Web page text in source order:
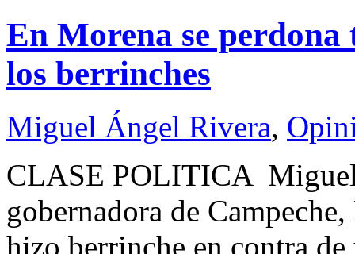
En Morena se perdona
los berrinches
Miguel Ángel Rivera,
CLASE POLITICA
gobernadora de
hizo berrinche en contra